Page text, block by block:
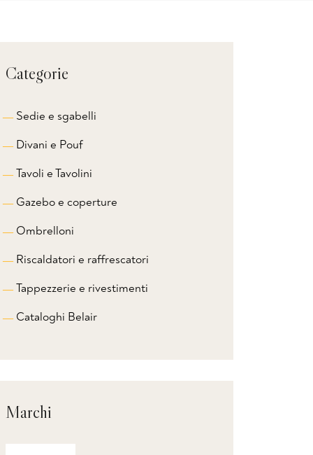
Categorie
Sedie e sgabelli
Divani e Pouf
Tavoli e Tavolini
Gazebo e coperture
Ombrelloni
Riscaldatori e raffrescatori
Tappezzerie e rivestimenti
Cataloghi Belair
Marchi